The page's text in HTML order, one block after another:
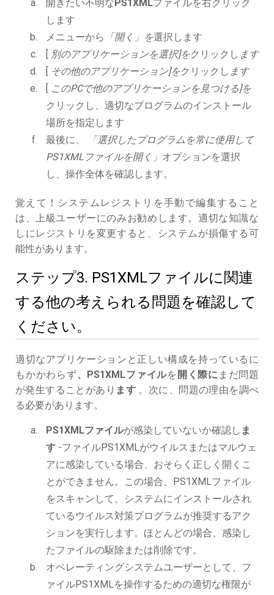
開きたい不明な PS1XMLファイルを右クリック
します
メニューから
「開く」を選択します
[ 別のアプリケーションを選択]をクリックし ます
[ その他のアプリケーション]をクリックし ます
[ このPCで他のアプリケーションを見つける]を
クリックし、適切なプログラムのインストール
場所を指定します
最後に、
「選択したプログラムを常に使用して
PS1XMLファイルを開く」 オプションを選択
し、操作全体を確認します。
覚えて！システムレジストリを手動で編集すること
は、上級ユーザーにのみお勧めします。適切な知識な
しにレジストリを変更すると、システムが損傷する可
能性があります。
ステップ3. PS1XMLファイルに関連
する他の考えられる問題を確認して
ください。
適切なアプリケーションと正しい構成を持っているに
もかかわらず、PS1XMLファイルを 開く際に まだ問題
が発生することがあり ます 。次に、問題の理由を調べ
る必要があります。
PS1XMLファイルが感染していないか確認し ま
す -ファイルPS1XMLがウイルスまたはマルウェ
アに感染している場合、おそらく正しく開くこ
とができません。この場合、PS1XMLファイル
をスキャンして、システムにインストールされ
ているウイルス対策プログラムが推奨するアク
ションを実行します。ほとんどの場合、感染し
たファイルの駆除または削除です。
オペレーティングシステムユーザーとして、フ
ァイルPS1XMLを操作するための適切な権限が